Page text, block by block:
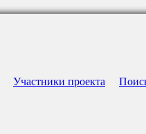
Участники проекта